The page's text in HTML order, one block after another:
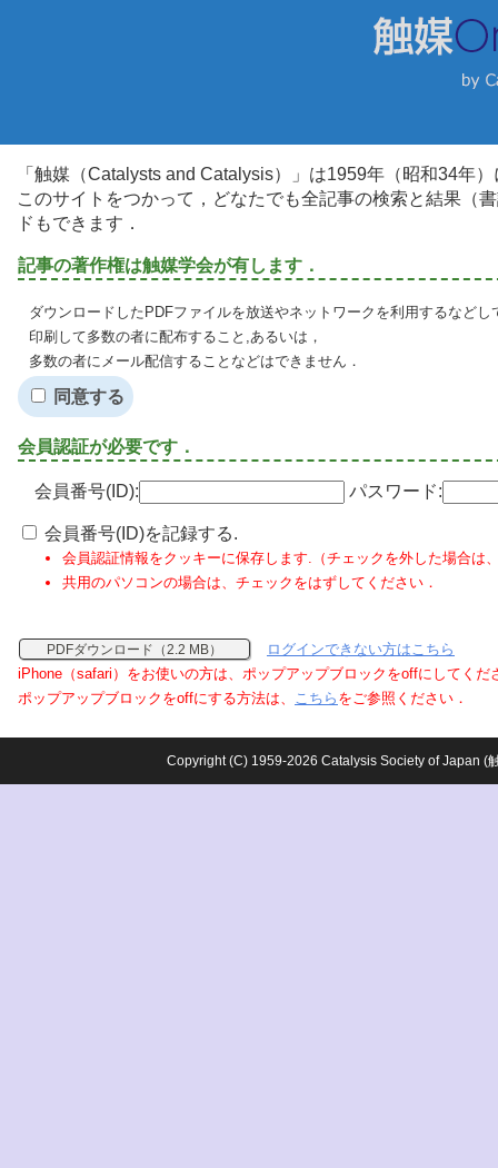
「触媒（Catalysts and Catalysis）」は1959年（昭和34年
このサイトをつかって，どなたでも全記事の検索と結果（
ドもできます．
記事の著作権は触媒学会が有します．
ダウンロードしたPDFファイルを放送やネットワークを利用するなど
印刷して多数の者に配布すること,あるいは，
多数の者にメール配信することなどはできません．
同意する
会員認証が必要です．
会員番号(ID): パスワード:
会員番号(ID)を記録する.
会員認証情報をクッキーに保存します.（チェックを外した場合は
共用のパソコンの場合は、チェックをはずしてください．
PDFダウンロード（2.2 MB）
ログインできない方はこちら
iPhone（safari）をお使いの方は、ポップアップブロックをoffにしてくだ
ポップアップブロックをoffにする方法は、 こちら をご参照ください．
Copyright (C) 1959-2026 Catalysis Society of Japan (